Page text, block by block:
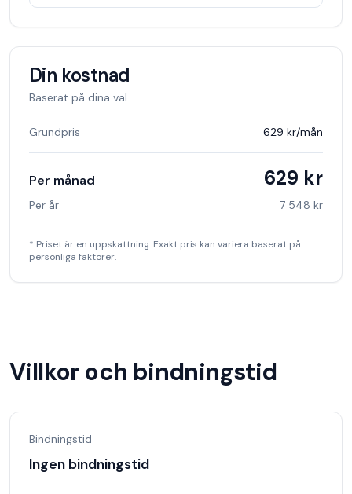
Din kostnad
Baserat på dina val
Grundpris 629 kr/mån
Per månad 629 kr
Per år 7 548 kr
* Priset är en uppskattning. Exakt pris kan variera baserat på
personliga faktorer.
Villkor och bindningstid
Bindningstid
Ingen bindningstid